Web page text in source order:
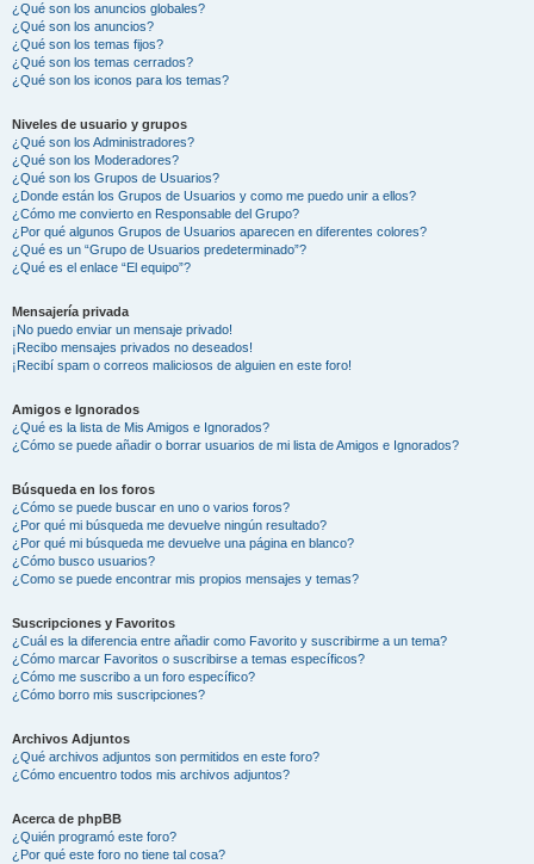
¿Qué son los anuncios globales?
¿Qué son los anuncios?
¿Qué son los temas fijos?
¿Qué son los temas cerrados?
¿Qué son los iconos para los temas?
Niveles de usuario y grupos
¿Qué son los Administradores?
¿Qué son los Moderadores?
¿Qué son los Grupos de Usuarios?
¿Donde están los Grupos de Usuarios y como me puedo unir a ellos?
¿Cómo me convierto en Responsable del Grupo?
¿Por qué algunos Grupos de Usuarios aparecen en diferentes colores?
¿Qué es un “Grupo de Usuarios predeterminado”?
¿Qué es el enlace “El equipo”?
Mensajería privada
¡No puedo enviar un mensaje privado!
¡Recibo mensajes privados no deseados!
¡Recibí spam o correos maliciosos de alguien en este foro!
Amigos e Ignorados
¿Qué es la lista de Mis Amigos e Ignorados?
¿Cómo se puede añadir o borrar usuarios de mi lista de Amigos e Ignorados?
Búsqueda en los foros
¿Cómo se puede buscar en uno o varios foros?
¿Por qué mi búsqueda me devuelve ningún resultado?
¿Por qué mi búsqueda me devuelve una página en blanco?
¿Cómo busco usuarios?
¿Como se puede encontrar mis propios mensajes y temas?
Suscripciones y Favoritos
¿Cuál es la diferencia entre añadir como Favorito y suscribirme a un tema?
¿Cómo marcar Favoritos o suscribirse a temas específicos?
¿Cómo me suscribo a un foro específico?
¿Cómo borro mis suscripciones?
Archivos Adjuntos
¿Qué archivos adjuntos son permitidos en este foro?
¿Cómo encuentro todos mis archivos adjuntos?
Acerca de phpBB
¿Quién programó este foro?
¿Por qué este foro no tiene tal cosa?